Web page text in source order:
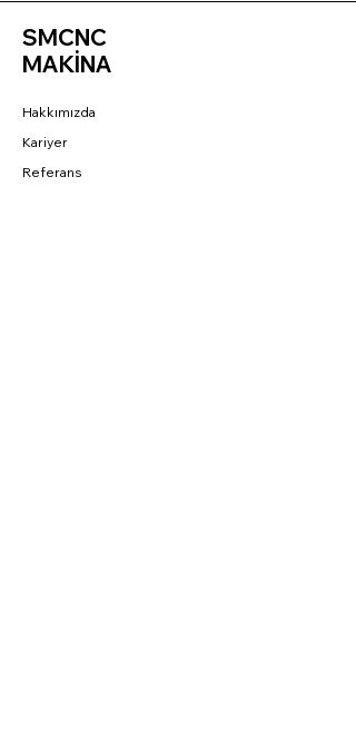
SMCNC
MAKİNA
Hakkımızda
Kariyer
Referans